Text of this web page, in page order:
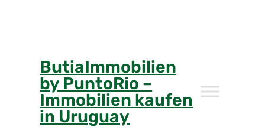
ButiaImmobilien
by PuntoRio –
Immobilien kaufen
in Uruguay